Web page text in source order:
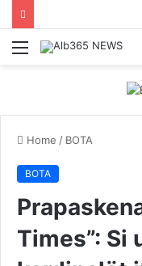
Menu
Home / BOTA
BOTA
Times”: Si